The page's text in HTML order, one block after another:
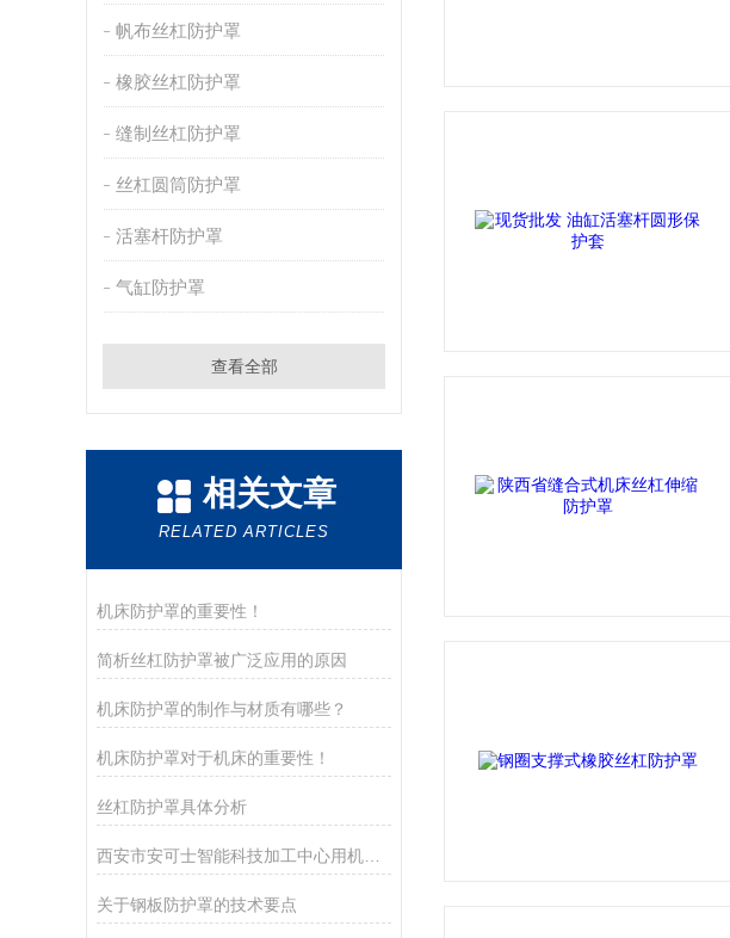
帆布丝杠防护罩
橡胶丝杠防护罩
缝制丝杠防护罩
丝杠圆筒防护罩
活塞杆防护罩
气缸防护罩
查看全部
相关文章
RELATED ARTICLES
机床防护罩的重要性！
简析丝杠防护罩被广泛应用的原因
机床防护罩的制作与材质有哪些？
机床防护罩对于机床的重要性！
丝杠防护罩具体分析
西安市安可士智能科技加工中心用机床防护罩
关于钢板防护罩的技术要点